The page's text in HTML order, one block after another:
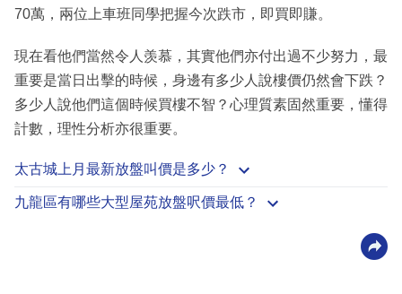
70萬，兩位上車班同學把握今次跌市，即買即賺。
現在看他們當然令人羡慕，其實他們亦付出過不少努力，最
重要是當日出擊的時候，身邊有多少人說樓價仍然會下跌？
多少人說他們這個時候買樓不智？心理質素固然重要，懂得
計數，理性分析亦很重要。
太古城上月最新放盤叫價是多少？
九龍區有哪些大型屋苑放盤呎價最低？